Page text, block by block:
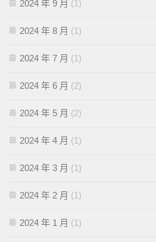
2024 年 9 月 (1)
2024 年 8 月 (1)
2024 年 7 月 (1)
2024 年 6 月 (2)
2024 年 5 月 (2)
2024 年 4 月 (1)
2024 年 3 月 (1)
2024 年 2 月 (1)
2024 年 1 月 (1)